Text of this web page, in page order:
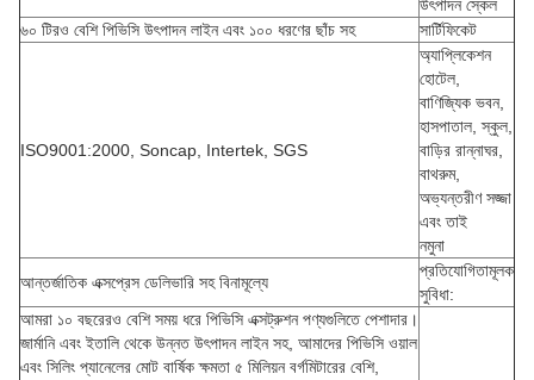
উৎপাদন স্কেল
৬০ টিরও বেশি পিভিসি উৎপাদন লাইন এবং ১০০ ধরণের ছাঁচ সহ
সার্টিফিকেট
ISO9001:2000, Soncap, Intertek, SGS
অ্যাপ্লিকেশন
হোটেল,
বাণিজ্যিক ভবন,
হাসপাতাল, স্কুল,
বাড়ির রান্নাঘর,
বাথরুম,
অভ্যন্তরীণ সজ্জা
এবং তাই
নমুনা
আন্তর্জাতিক এক্সপ্রেস ডেলিভারি সহ বিনামূল্যে
প্রতিযোগিতামূলক
সুবিধা:
আমরা ১০ বছরেরও বেশি সময় ধরে পিভিসি এক্সট্রুশন পণ্যগুলিতে পেশাদার।
জার্মানি এবং ইতালি থেকে উন্নত উৎপাদন লাইন সহ, আমাদের পিভিসি ওয়াল
এবং সিলিং প্যানেলের মোট বার্ষিক ক্ষমতা ৫ মিলিয়ন বর্গমিটারের বেশি,